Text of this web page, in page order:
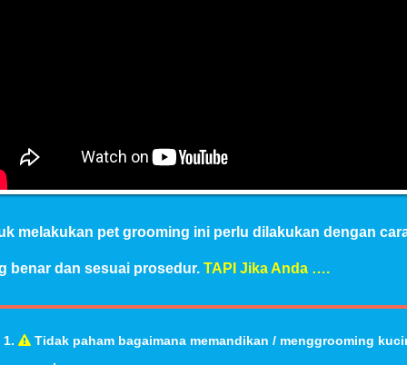
melakukan pet grooming ini perlu dilakukan dengan
benar dan sesuai prosedur. TAPI Jika Anda ….
Tidak paham bagaimana memandikan / menggrooming